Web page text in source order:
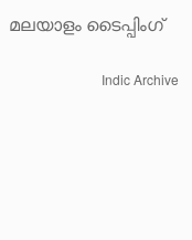
മലയാളം ടൈപ്പിംഗ്
Indic Archive